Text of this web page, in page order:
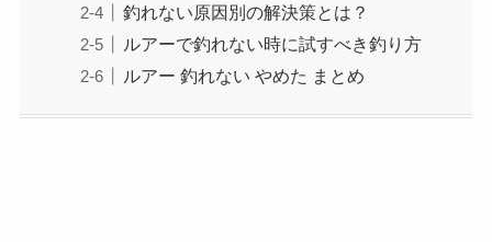
釣れない原因別の解決策とは？
ルアーで釣れない時に試すべき釣り方
ルアー 釣れない やめた まとめ